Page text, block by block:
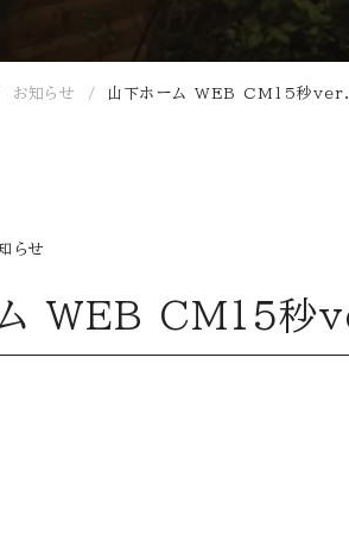
お知らせ 山下ホーム WEB CM15秒
らせ
ム WEB CM15秒